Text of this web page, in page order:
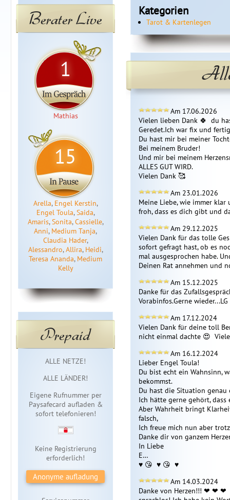
Berater Live
1
Mathias
15
Arella, Engel Kerstin,
Engel Toula,Saida,
Amaris,Sonita,Cassielle,
Anni, Medium Tanja,
Claudia Hader,
Alessandro,Allira, Heidi,
Teresa Ananda, Medium
Kelly
Prepaid
Sofortzugang
ALLE NETZE!
ALLE LÄNDER!
Eigene Rufnummer per
Paysafecard aufladen &
sofort telefonieren!
Keine Registrierung
erforderlich!
Anonyme aufladung
Kategorien
Tarot & Kartenlegen
Am 17.06.2026
Vielen lieben Dank 🍀  du
Geredet.Ich war fix und
Du hast mir bei meiner
Bei meinem Bruder!
Und mir bei meinem
ALLES GUT WIRD.
Vielen Dank 🥰
Am 23.01.2026
Meine Liebe, wie immer
froh, dass es dich gibt und
Am 29.12.2025
Vielen Dank für das tolle
sofort gefragt hast, ob es
mal ausgesprochen habe.
Deinen Rat annehmen und
Am 15.12.2025
Danke für das
Vorabinfos.Gerne wieder...LG
Am 17.12.2024
Vielen Dank für deine toll
nicht einmal dachte 😍
Am 16.12.2024
Lieber Engel Toula!
Du bist echt ein Wahnsinn,
bekommst.
Du hast die Situation genau
Ich hätte gerne gehört,
Aber Wahrheit bringt
falsch,
Ich freue mich nun aber
Danke dir von ganzem
In Liebe
E…
♥ ️😘  ♥ ️😘  ♥ ️
Am 14.03.2024
Danke von Herzen!!! ❤ ️❤ ️❤